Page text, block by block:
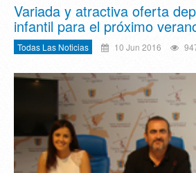
Variada y atractiva oferta
infantil para el próximo
Todas Las Noticias 10 Jun 2016